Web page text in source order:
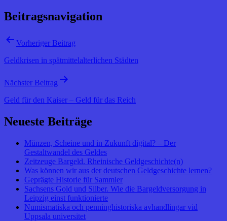
Beitragsnavigation
Vorheriger Beitrag
Geldkrisen in spätmittelalterlichen Städten
Nächster Beitrag
Geld für den Kaiser – Geld für das Reich
Neueste Beiträge
Münzen, Scheine und in Zukunft digital? – Der
Gestaltwandel des Geldes
Zeitzeuge Bargeld. Rheinische Geldgeschichte(n)
Was können wir aus der deutschen Geldgeschichte lernen?
Geprägte Historie für Sammler
Sachsens Gold und Silber. Wie die Bargeldversorgung in
Leipzig einst funktionierte
Numismatiska och penninghistoriska avhandlingar vid
Uppsala universitet